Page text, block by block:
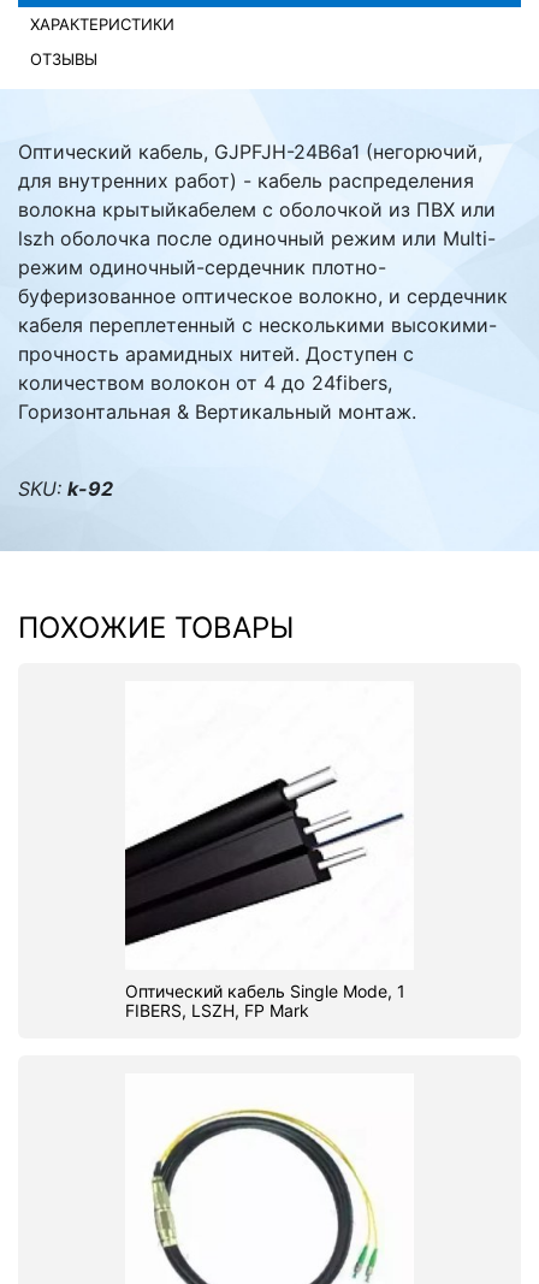
ХАРАКТЕРИСТИКИ
ОТЗЫВЫ
Оптический кабель, GJPFJH-24B6a1 (негорючий,
для внутренних работ) - кабель распределения
волокна крытыйкабелем с оболочкой из ПВХ или
lszh оболочка после одиночный режим или Multi-
режим одиночный-сердечник плотно-
буферизованное оптическое волокно, и сердечник
кабеля переплетенный с несколькими высокими-
прочность арамидных нитей. Доступен с
количеством волокон от 4 до 24fibers,
Горизонтальная & Вертикальный монтаж.
SKU: k-92
ПОХОЖИЕ ТОВАРЫ
Оптический кабель Single Mode, 1
FIBERS, LSZH, FP Mark